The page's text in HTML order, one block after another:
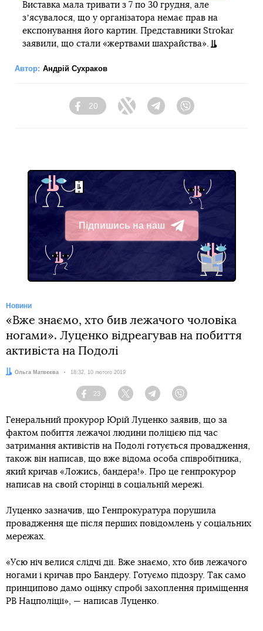
Виставка мала тривати з 7 по 30 грудня, але
зʼясувалося, що у організатора немає прав на
експонування його картин. Представники Strokar
заявили, що стали «жертвами шахрайства».
Автор: Андрій Сухраков
Facebook
20
Twitter Telegram
Підпишись на наш
Telegram
Новини
«Вже знаємо, хто бив лежачого чоловіка
ногами». Луценко відреагував на побиття
активіста на Подолі
Автор:
Ольга Матвєєва Дата:
18:32, 10 лютого 2019
Facebook
23
Twitter TelegramViber
Генеральний прокурор Юрій Луценко заявив, що за
фактом побиття лежачої людини поліцією під час
затримання активістів на Подолі готується провадження,
також він написав, що вже відома особа співробітника,
який кричав «Ложись, бандера!». Про це генпрокурор
написав на своїй сторінці в соціальній мережі.
Луценко зазначив, що Генпрокуратура порушила
провадження ще після перших повідомлень у соціальних
мережах.
«Усю ніч велися слідчі дії. Вже знаємо, хто бив лежачого
ногами і кричав про Бандеру. Готуємо підозру. Так само
принципово дамо оцінку спробі захоплення приміщення
РВ Нацполіції», — написав Луценко.